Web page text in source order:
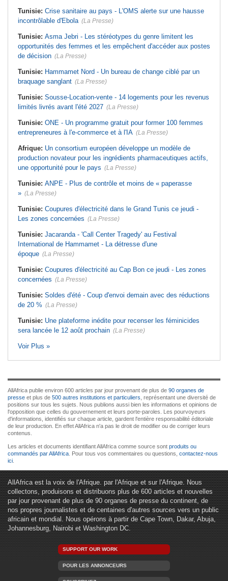
Tunisie: Crise sanitaire au pays - L'OMS alerte sur une hausse
incontrôlable d'Ebola (La Presse)
Tunisie: Asma Jebri - Les stéréotypes du genre limitent les
opportunités des femmes et les empêchent d'accéder aux postes
de décision (La Presse)
Tunisie: Hammamet Nord - Un bureau de change ciblé par un
braquage sanglant (La Presse)
Tunisie: Sousse-Location-vente - 14 logements pour les revenus
limités livrés avant l'été 2027 (La Presse)
Tunisie: ONE - Un programme gratuit pour former 100 femmes
entrepreneures à l'e-commerce et à l'IA (La Presse)
Afrique: Un consortium européen développe un modèle de
production novateur pour les ingrédients pharmaceutiques actifs,
une opportunité pour le pays (La Presse)
Tunisie: ANPE - Plus de contrôle et moins de « paperasse
» (La Presse)
Tunisie: Coupures d'électricité dans le Grand Tunis ce jeudi -
Les zones concernées (La Presse)
Tunisie: Jacaranda - 'Call Center Tragedy' au Festival
International de Hammamet - La détresse d'une
époque (La Presse)
Tunisie: Coupures d'électricité au Cap Bon ce jeudi - Les zones
concernées (La Presse)
Tunisie: Soldes d'été - Coup d'envoi demain avec des réductions
de 20 % (La Presse)
Tunisie: Une plateforme inédite pour recenser les féminicides
sera lancée le 12 août prochain (La Presse)
Voir Plus »
AllAfrica publie environ 600 articles par jour provenant de plus de 90 organes de
presse et plus de 500 autres institutions et particuliers , représentant une diversité de
positions sur tous les sujets. Nous publions aussi bien les informations et opinions de
l'opposition que celles du gouvernement et leurs porte-paroles. Les pourvoyeurs
d'informations, identifiés sur chaque article, gardent l'entière responsabilité éditoriale
de leur production. En effet AllAfrica n'a pas le droit de modifier ou de corriger leurs
contenus.
Les articles et documents identifiant AllAfrica comme source sont produits ou
commandés par AllAfrica . Pour tous vos commentaires ou questions, contactez-nous
ici
AllAfrica est la voix de l'Afrique. par l'Afrique et sur l'Afrique. Nous
collectons, produisons et distribuons plus de 600 articles et nouvelles
par jour provenant de plus de 90 organes de presse du continent, de
nos propres journalistes et de centaines d'autres sources vers un public
africain et mondial. Nous opérons à partir de Cape Town, Dakar, Abuja,
Johannesburg, Nairobi et Washington DC.
SUPPORT OUR WORK
POUR LES ANNONCEURS